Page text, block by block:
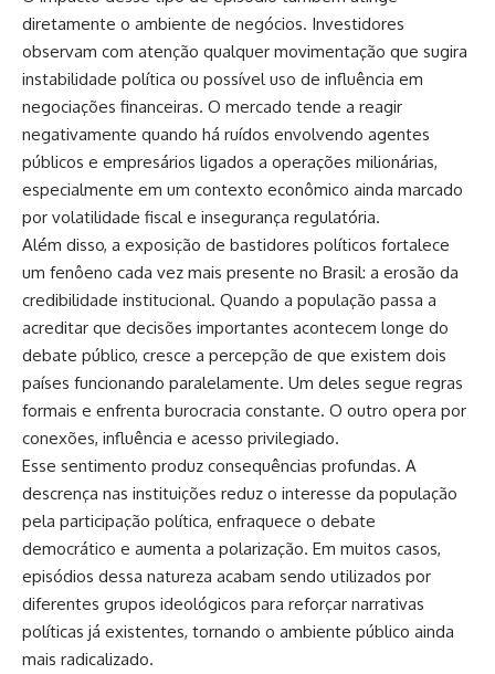
diretamente o ambiente de negócios. Investidores
observam com atenção qualquer movimentação que sugira
instabilidade política ou possível uso de influência em
negociações financeiras. O mercado tende a reagir
negativamente quando há ruídos envolvendo agentes
públicos e empresários ligados a operações milionárias,
especialmente em um contexto econômico ainda marcado
por volatilidade fiscal e insegurança regulatória.
Além disso, a exposição de bastidores políticos fortalece
um fenôeno cada vez mais presente no Brasil: a erosão da
credibilidade institucional. Quando a população passa a
acreditar que decisões importantes acontecem longe do
debate público, cresce a percepção de que existem dois
países funcionando paralelamente. Um deles segue regras
formais e enfrenta burocracia constante. O outro opera por
conexões, influência e acesso privilegiado.
Esse sentimento produz consequências profundas. A
descrença nas instituições reduz o interesse da população
pela participação política, enfraquece o debate
democrático e aumenta a polarização. Em muitos casos,
episódios dessa natureza acabam sendo utilizados por
diferentes grupos ideológicos para reforçar narrativas
políticas já existentes, tornando o ambiente público ainda
mais radicalizado.